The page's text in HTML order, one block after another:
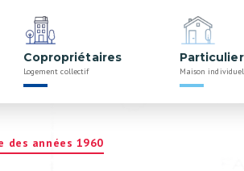
Copropriétaires
Logement collectif Maison
des années 1960